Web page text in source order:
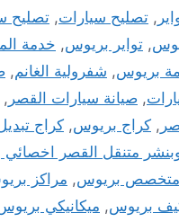
, تصليح سيارات, تصليح
, تواير بريوس, خدمة
بريوس, شفرولية الغانم,
, صيانة سيارات القصر ,
, كراج بريوس, كراج
وبنشر متنقل القصر
متخصص بريوس, مراكز
بريوس, ميكانيكي